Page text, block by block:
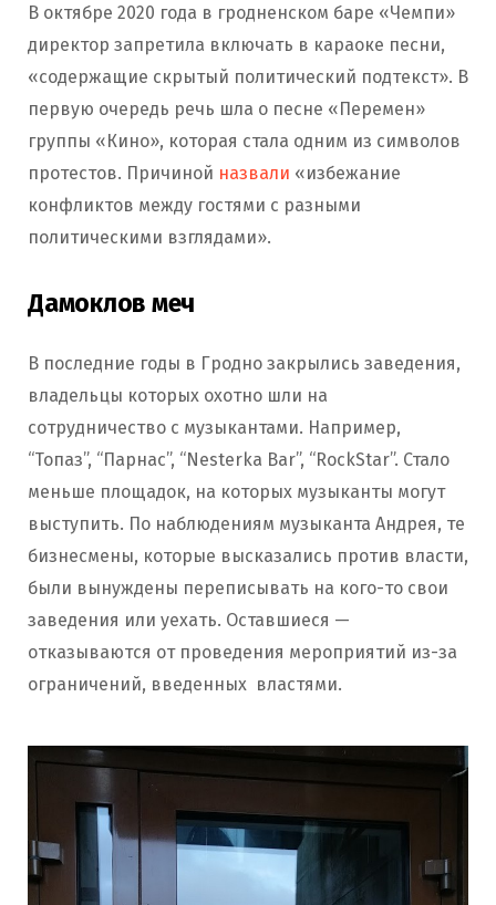
В октябре 2020 года в гродненском баре «Чемпи»
директор запретила включать в караоке песни,
«содержащие скрытый политический подтекст». В
первую очередь речь шла о песне «Перемен»
группы «Кино», которая стала одним из символов
протестов. Причиной назвали «избежание
конфликтов между гостями с разными
политическими взглядами».
Дамоклов меч
В последние годы в Гродно закрылись заведения,
владельцы которых охотно шли на
сотрудничество с музыкантами. Например,
“Топаз”, “Парнас”, “Nesterka Bar”, “RockStar”. Стало
меньше площадок, на которых музыканты могут
выступить. По наблюдениям музыканта Андрея, те
бизнесмены, которые высказались против власти,
были вынуждены переписывать на кого-то свои
заведения или уехать. Оставшиеся —
отказываются от проведения мероприятий из-за
ограничений, введенных властями.